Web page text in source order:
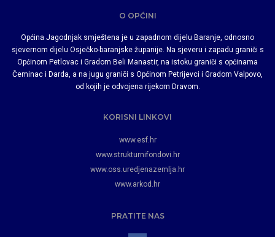
O OPĆINI
Općina Jagodnjak smještena je u zapadnom dijelu Baranje, odnosno
sjevernom dijelu Osječko-baranjske županije. Na sjeveru i zapadu graniči s
Općinom Petlovac i Gradom Beli Manastir, na istoku graniči s općinama
Čeminac i Darda, a na jugu graniči s Općinom Petrijevci i Gradom Valpovo,
od kojih je odvojena rijekom Dravom.
KORISNI LINKOVI
www.esf.hr
www.strukturnifondovi.hr
www.oss.uredjenazemlja.hr
www.arkod.hr
PRATITE NAS